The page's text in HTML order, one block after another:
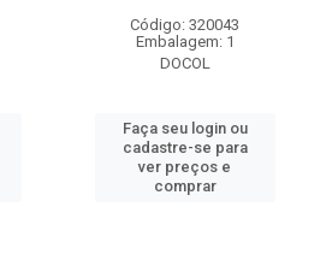
Código: 320043
Embalagem: 1
DOCOL
Faça seu login ou
cadastre-se para
ver preços e
comprar